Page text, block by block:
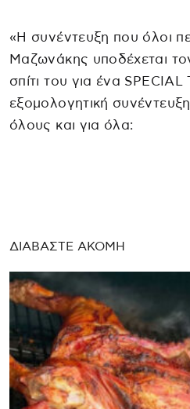
«Η συνέντευξη που όλοι
Μαζωνάκης υποδέχεται
σπίτι του για ένα SPECIAL
εξομολογητική
όλους και για όλα:
ΔΙΑΒΑΣΤΕ ΑΚΟΜΗ